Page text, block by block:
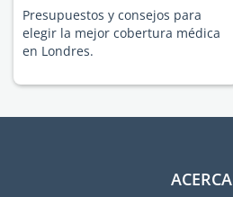
Presupuestos y consejos para
elegir la mejor cobertura médica
en Londres.
ACERCA